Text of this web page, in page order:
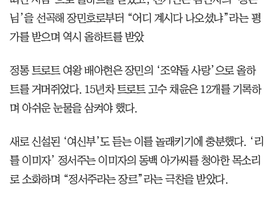
님’을 선곡해 장민호로부터 “어디 계시다 나오셨냐”라는 평
가를 받으며 역시 올하트를 받았
정통 트로트 여왕 배아현은 장민의 ‘조약돌 사랑’으로 올하
트를 거머쥐었다. 15년차 트로트 고수 채윤은 12개를 기록하
며 아쉬운 눈물을 삼켜야 했다.
새로 신설된 ‘여신부’도 듣는 이를 놀래키기에 충분했다. ‘리
틀 이미자’ 정서주는 이미자의 동백 아가씨를 청아한 목소리
로 소화하며 “정서주라는 장르”라는 극찬을 받았다.